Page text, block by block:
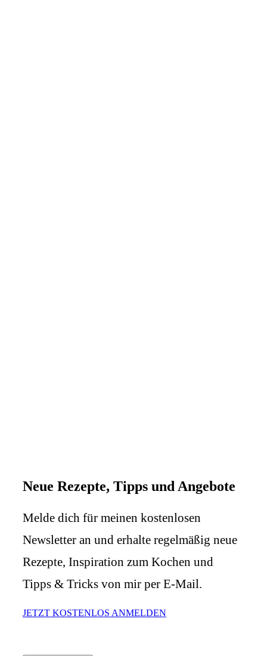
Neue Rezepte, Tipps und Angebote
Melde dich für meinen kostenlosen
Newsletter an und erhalte regelmäßig neue
Rezepte, Inspiration zum Kochen und
Tipps & Tricks von mir per E-Mail.
JETZT KOSTENLOS ANMELDEN